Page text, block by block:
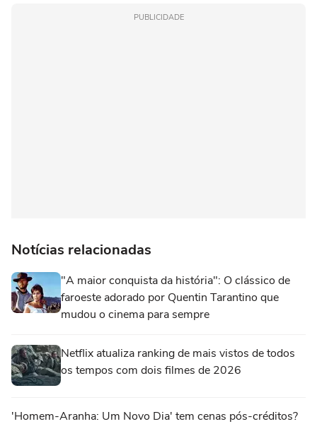
PUBLICIDADE
Notícias relacionadas
"A maior conquista da história": O clássico de
faroeste adorado por Quentin Tarantino que
mudou o cinema para sempre
Netflix atualiza ranking de mais vistos de todos
os tempos com dois filmes de 2026
'Homem-Aranha: Um Novo Dia' tem cenas pós-créditos?